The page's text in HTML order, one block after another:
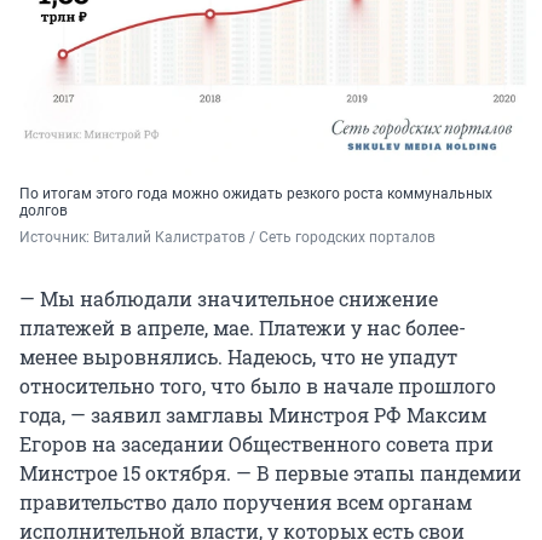
По итогам этого года можно ожидать резкого роста коммунальных
долгов
Источник: Виталий Калистратов / Сеть городских порталов
— Мы наблюдали значительное снижение
платежей в апреле, мае. Платежи у нас более-
менее выровнялись. Надеюсь, что не упадут
относительно того, что было в начале прошлого
года, — заявил замглавы Минстроя РФ Максим
Егоров на заседании Общественного совета при
Минстрое 15 октября. — В первые этапы пандемии
правительство дало поручения всем органам
исполнительной власти, у которых есть свои